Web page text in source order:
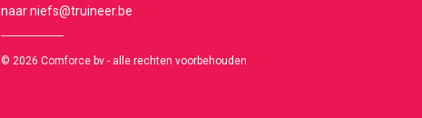
naarniefs@truineer.be
© 2026 Comforce bv - alle rechten voorbehouden